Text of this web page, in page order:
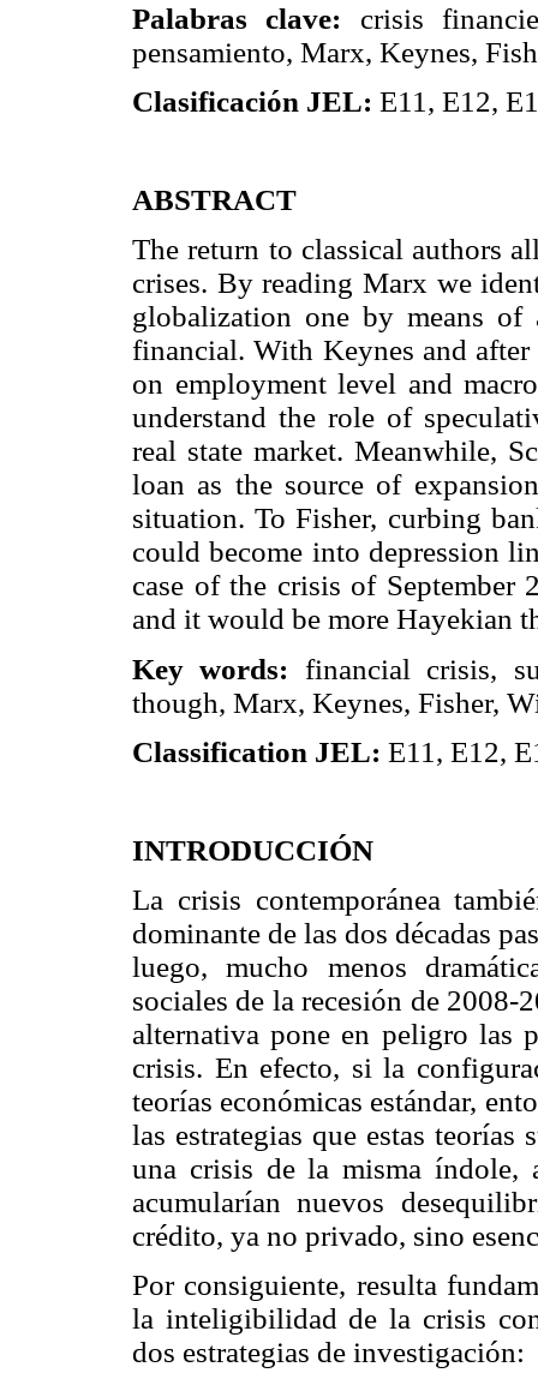
Palabras clave: crisis
pensamiento, Marx, Keynes,
Clasificación JEL: E11, E12,
ABSTRACT
The return to classical authors
crises. By reading Marx we
globalization one by means of
financial. With Keynes and
on employment level and
understand the role of
real state market. Meanwhile,
loan as the source of
situation. To Fisher, curbing
could become into depression
case of the crisis of September
and it would be more Hayekian
Key words: financial crisis,
though, Marx, Keynes, Fisher,
Classification JEL: E11, E12,
INTRODUCCIÓN
La crisis contemporánea
dominante de las dos décadas
luego, mucho menos
sociales de la recesión de 2008-
alternativa pone en peligro las
crisis. En efecto, si la
teorías económicas estándar,
las estrategias que estas
una crisis de la misma índole,
acumularían nuevos
crédito, ya no privado, sino
Por consiguiente, resulta
la inteligibilidad de la crisis
dos estrategias de investigación: